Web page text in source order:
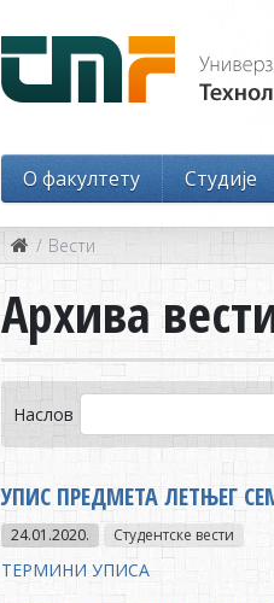
O факултету Студије
Вести
Архива
Наслов
УПИС ПРЕДМЕТА ЛЕТЊЕГ
24.01.2020. Студентске вести
ТЕРМИНИ УПИСА